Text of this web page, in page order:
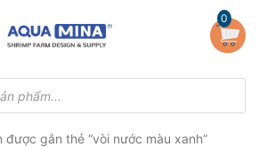
0
được gắn thẻ “vòi nước màu xanh”